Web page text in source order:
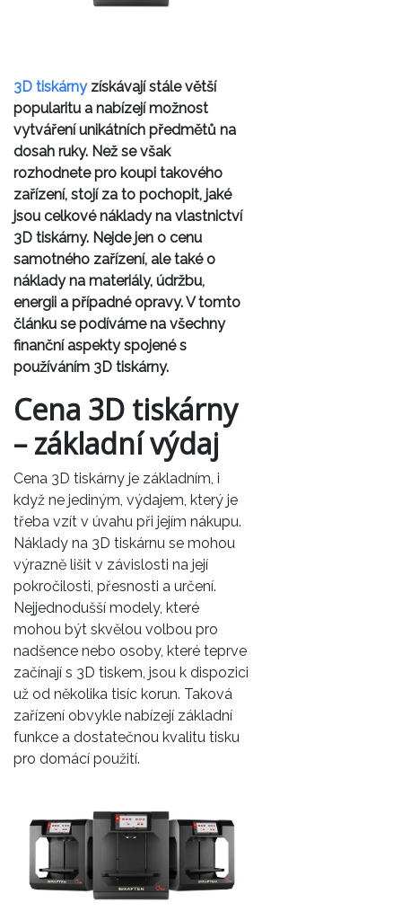
3D tiskárny získávají stále větší
popularitu a nabízejí možnost
vytváření unikátních předmětů na
dosah ruky. Než se však
rozhodnete pro koupi takového
zařízení, stojí za to pochopit, jaké
jsou celkové náklady na vlastnictví
3D tiskárny. Nejde jen o cenu
samotného zařízení, ale také o
náklady na materiály, údržbu,
energii a případné opravy. V tomto
článku se podíváme na všechny
finanční aspekty spojené s
používáním 3D tiskárny.
Cena 3D tiskárny
– základní výdaj
Cena 3D tiskárny je základním, i
když ne jediným, výdajem, který je
třeba vzít v úvahu při jejím nákupu.
Náklady na 3D tiskárnu se mohou
výrazně lišit v závislosti na její
pokročilosti, přesnosti a určení.
Nejjednodušší modely, které
mohou být skvělou volbou pro
nadšence nebo osoby, které teprve
začínají s 3D tiskem, jsou k dispozici
už od několika tisíc korun. Taková
zařízení obvykle nabízejí základní
funkce a dostatečnou kvalitu tisku
pro domácí použití.